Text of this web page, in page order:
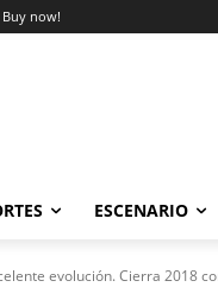
Buy now!
ESCENARIO
evolución. Cierra 2018